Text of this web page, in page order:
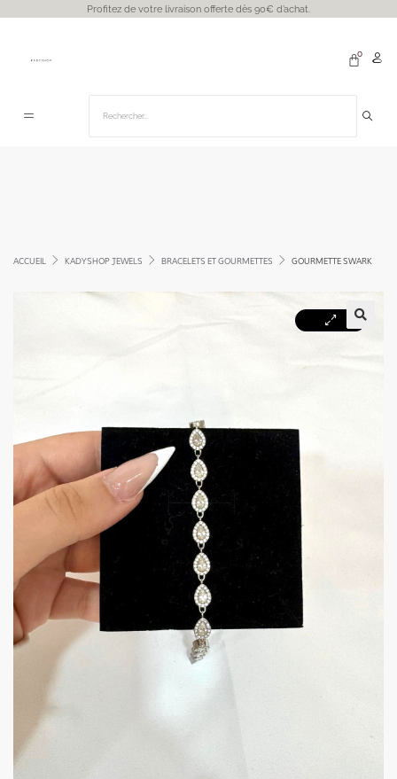
Profitez de votre livraison offerte dès 90€ d’achat.
ACCUEIL KADYSHOP JEWELS BRACELETS ET GOURMETTES GOURMETTE SWARK